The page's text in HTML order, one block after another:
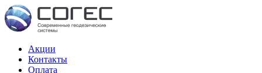
Акции
Контакты
Оплата